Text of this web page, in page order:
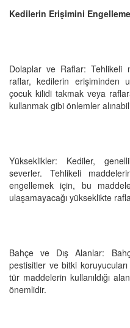
Kedilerin Erişimini
Dolaplar ve Raflar: Tehlikeli
raflar, kedilerin erişiminden
çocuk kilidi takmak veya
kullanmak gibi önlemler
Yükseklikler: Kediler,
severler. Tehlikeli
engellemek için, bu
ulaşamayacağı yükseklikte
Bahçe ve Dış Alanlar:
pestisitler ve bitki
tür maddelerin kullanıldığı
önemlidir.